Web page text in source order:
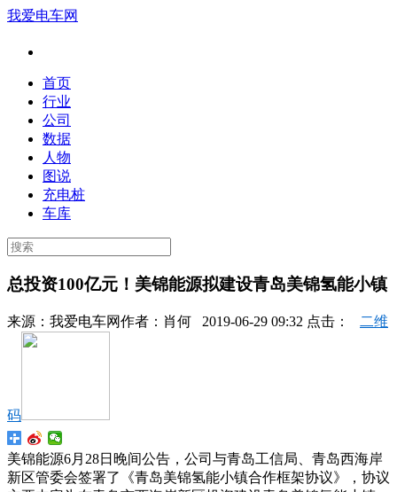
我爱电车网
首页
行业
公司
数据
人物
图说
充电桩
车库
总投资100亿元！美锦能源拟建设青岛美锦氢能小镇
来源： 我爱电车网作者： 肖何 2019-06-29 09:32 点击： 二维
码
美锦能源6月28日晚间公告，公司与青岛工信局、青岛西海岸
新区管委会签署了《青岛美锦氢能小镇合作框架协议》，协议